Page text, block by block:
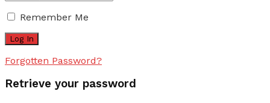
Remember Me
Forgotten Password?
Retrieve your password